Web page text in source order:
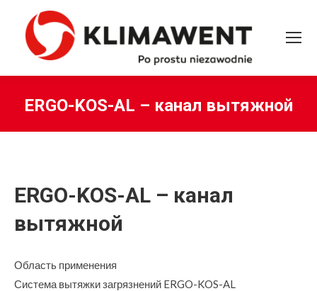
ERGO-KOS-AL – канал вытяжной
ERGO-KOS-AL – канал
вытяжной
Область применения
Система вытяжки загрязнений ERGO-KOS-AL